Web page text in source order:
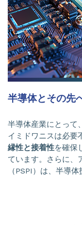
半導体とその先
半導体産業にとって
イミドワニスは必要
縁性と接着性を確保
ています。さらに、
（PSPI）は、半導